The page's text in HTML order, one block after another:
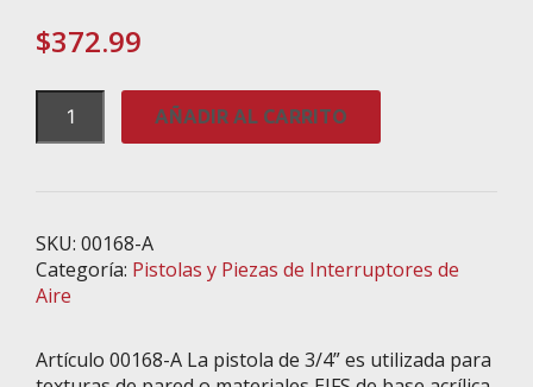
$372.99
largo,
Manguera
de
3/4”,
de
AÑADIR AL CARRITO
SKU: 00168-A
Categoría: Pistolas y Piezas de Interruptores de
Aire
Artículo 00168-A La pistola de 3/4” es utilizada para